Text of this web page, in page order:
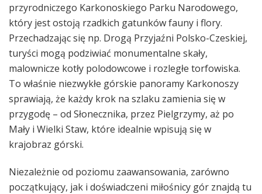
przyrodniczego Karkonoskiego Parku Narodowego,
który jest ostoją rzadkich gatunków fauny i flory.
Przechadzając się np. Drogą Przyjaźni Polsko-Czeskiej,
turyści mogą podziwiać monumentalne skały,
malownicze kotły polodowcowe i rozległe torfowiska.
To właśnie niezwykłe górskie panoramy Karkonoszy
sprawiają, że każdy krok na szlaku zamienia się w
przygodę – od Słonecznika, przez Pielgrzymy, aż po
Mały i Wielki Staw, które idealnie wpisują się w
krajobraz górski.
Niezależnie od poziomu zaawansowania, zarówno
początkujący, jak i doświadczeni miłośnicy gór znajdą tu